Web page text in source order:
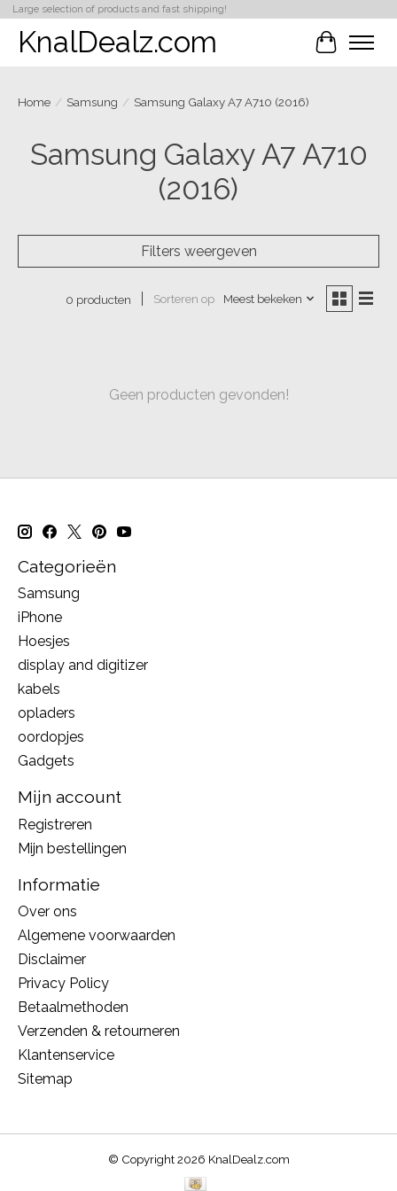
Large selection of products and fast shipping!
KnalDealz.com
Home / Samsung / Samsung Galaxy A7 A710 (2016)
Samsung Galaxy A7 A710
(2016)
Filters weergeven
0 producten Sorteren op Meest bekeken
Geen producten gevonden!
Categorieën
Samsung
iPhone
Hoesjes
display and digitizer
kabels
opladers
oordopjes
Gadgets
Mijn account
Registreren
Mijn bestellingen
Informatie
Over ons
Algemene voorwaarden
Disclaimer
Privacy Policy
Betaalmethoden
Verzenden & retourneren
Klantenservice
Sitemap
© Copyright 2026 KnalDealz.com